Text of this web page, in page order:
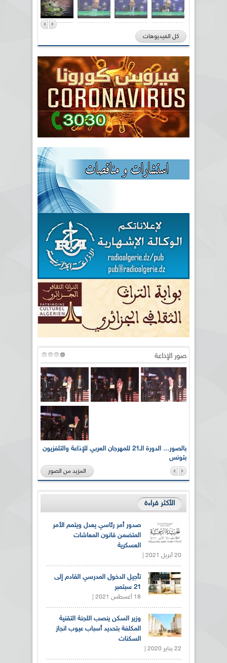
كل الفيديوهات
صور الإذاعة
بالصور... الدورة الـ21 للمهرجان العربي للإذاعة والتلفزيون
بتونس
المزيد من الصور
الأكثر قراءة
صدور أمر رئاسي يعدل ويتمم الأمر
المتضمن قانون المعاشات
العسكرية
20 أبريل 2021 |
تأجيل الدخول المدرسي القادم إلى
21 سبتمبر
18 أغسطس 2021 |
وزير السكن ينصب اللجنة التقنية
المكلفة بتحديد أسباب عيوب انجاز
السكنات
22 يناير 2020 |